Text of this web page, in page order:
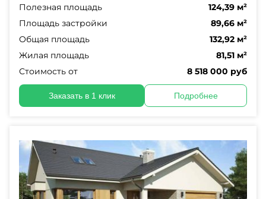
Полезная площадь
124,39 м²
Площадь застройки
89,66 м²
Общая площадь
132,92 м²
Жилая площадь
81,51 м²
Стоимость от
8 518 000 руб
Заказать в 1 клик Подробнее